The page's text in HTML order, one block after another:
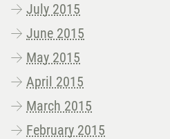
July 2015
June 2015
May 2015
April 2015
March 2015
February 2015